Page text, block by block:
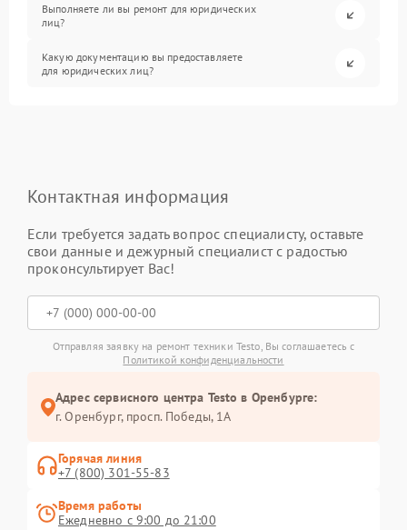
Выполняете ли вы ремонт для юридических
лиц?
Какую документацию вы предоставляете
для юридических лиц?
Контактная информация
Если требуется задать вопрос специалисту, оставьте
свои данные и дежурный специалист с радостью
проконсультирует Вас!
Отправляя заявку на ремонт техники Testo, Вы соглашаетесь с
Политикой конфиденциальности
Адрес сервисного центра Testo в Оренбурге:
г. Оренбург, просп. Победы, 1А
Горячая линия
+7 (800) 301-55-83
Время работы
Ежедневно с 9:00 до 21:00